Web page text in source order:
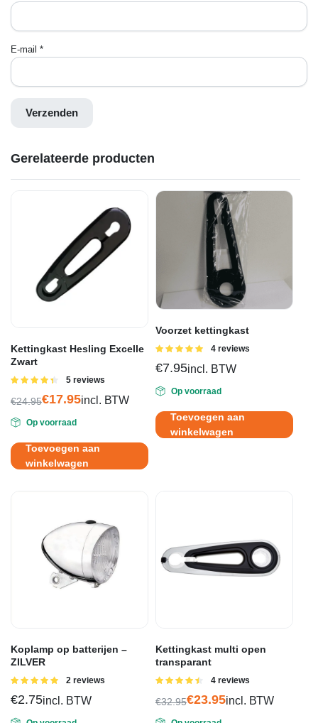
E-mail *
Gerelateerde producten
Kettingkast Hesling Excelle
Zwart
Gewaardeerd
5 reviews
€24.95
prijs
was:
€24.95.
€17.95
prijs
is:
€17.95.
incl. BTW
Op voorraad
Toevoegen aan
winkelwagen
Voorzet kettingkast
Gewaardeerd
4 reviews
€7.95incl. BTW
Op voorraad
Toevoegen aan
winkelwagen
Koplamp op batterijen –
ZILVER
Gewaardeerd
2 reviews
€2.75incl. BTW
Kettingkast multi open
transparant
Gewaardeerd
4 reviews
€32.95€23.95incl. BTW